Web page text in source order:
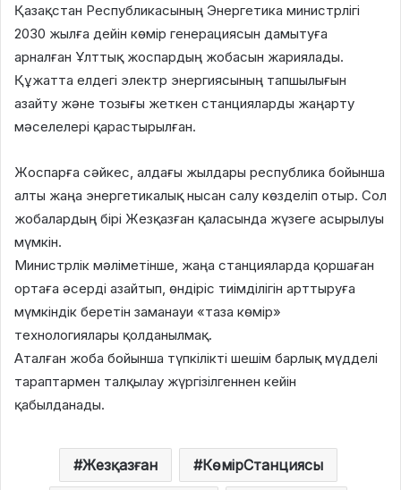
Қазақстан Республикасының Энергетика министрлігі
2030 жылға дейін көмір генерациясын дамытуға
арналған Ұлттық жоспардың жобасын жариялады.
Құжатта елдегі электр энергиясының тапшылығын
азайту және тозығы жеткен станцияларды жаңарту
мәселелері қарастырылған.
Жоспарға сәйкес, алдағы жылдары республика бойынша
алты жаңа энергетикалық нысан салу көзделіп отыр. Сол
жобалардың бірі Жезқазған қаласында жүзеге асырылуы
мүмкін.
Министрлік мәліметінше, жаңа станцияларда қоршаған
ортаға әсерді азайтып, өндіріс тиімділігін арттыруға
мүмкіндік беретін заманауи «таза көмір»
технологиялары қолданылмақ.
Аталған жоба бойынша түпкілікті шешім барлық мүдделі
тараптармен талқылау жүргізілгеннен кейін
қабылданады.
Жезқазған КөмірСтанциясы